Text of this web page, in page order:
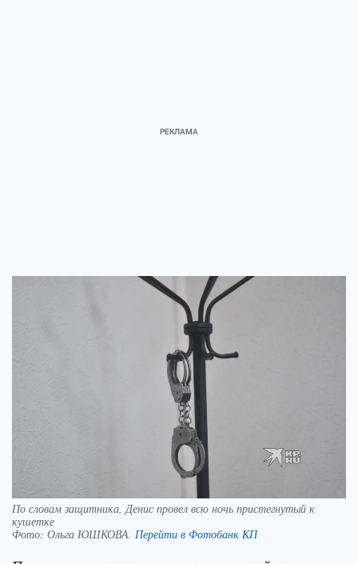
По словам защитника, Денис провел всю ночь пристегнутый к
кушетке
Фото: Ольга ЮШКОВА. Перейти в Фотобанк КП